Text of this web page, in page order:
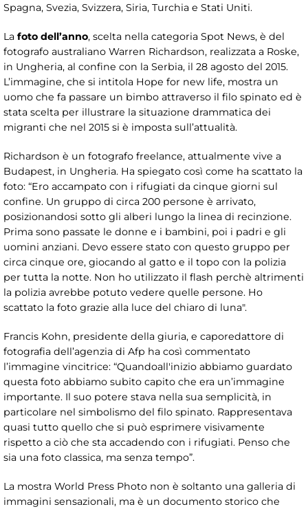
Spagna, Svezia, Svizzera, Siria, Turchia e Stati Uniti.
La foto dell’anno, scelta nella categoria Spot News, è del
fotografo australiano Warren Richardson, realizzata a Roske,
in Ungheria, al confine con la Serbia, il 28 agosto del 2015.
L’immagine, che si intitola Hope for new life, mostra un
uomo che fa passare un bimbo attraverso il filo spinato ed è
stata scelta per illustrare la situazione drammatica dei
migranti che nel 2015 si è imposta sull’attualità.
Richardson è un fotografo freelance, attualmente vive a
Budapest, in Ungheria. Ha spiegato così come ha scattato la
foto: “Ero accampato con i rifugiati da cinque giorni sul
confine. Un gruppo di circa 200 persone è arrivato,
posizionandosi sotto gli alberi lungo la linea di recinzione.
Prima sono passate le donne e i bambini, poi i padri e gli
uomini anziani. Devo essere stato con questo gruppo per
circa cinque ore, giocando al gatto e il topo con la polizia
per tutta la notte. Non ho utilizzato il flash perchè altrimenti
la polizia avrebbe potuto vedere quelle persone. Ho
scattato la foto grazie alla luce del chiaro di luna".
Francis Kohn, presidente della giuria, e caporedattore di
fotografia dell’agenzia di Afp ha così commentato
l’immagine vincitrice: “Quandoall'inizio abbiamo guardato
questa foto abbiamo subito capito che era un’immagine
importante. Il suo potere stava nella sua semplicità, in
particolare nel simbolismo del filo spinato. Rappresentava
quasi tutto quello che si può esprimere visivamente
rispetto a ciò che sta accadendo con i rifugiati. Penso che
sia una foto classica, ma senza tempo”.
La mostra World Press Photo non è soltanto una galleria di
immagini sensazionali, ma è un documento storico che